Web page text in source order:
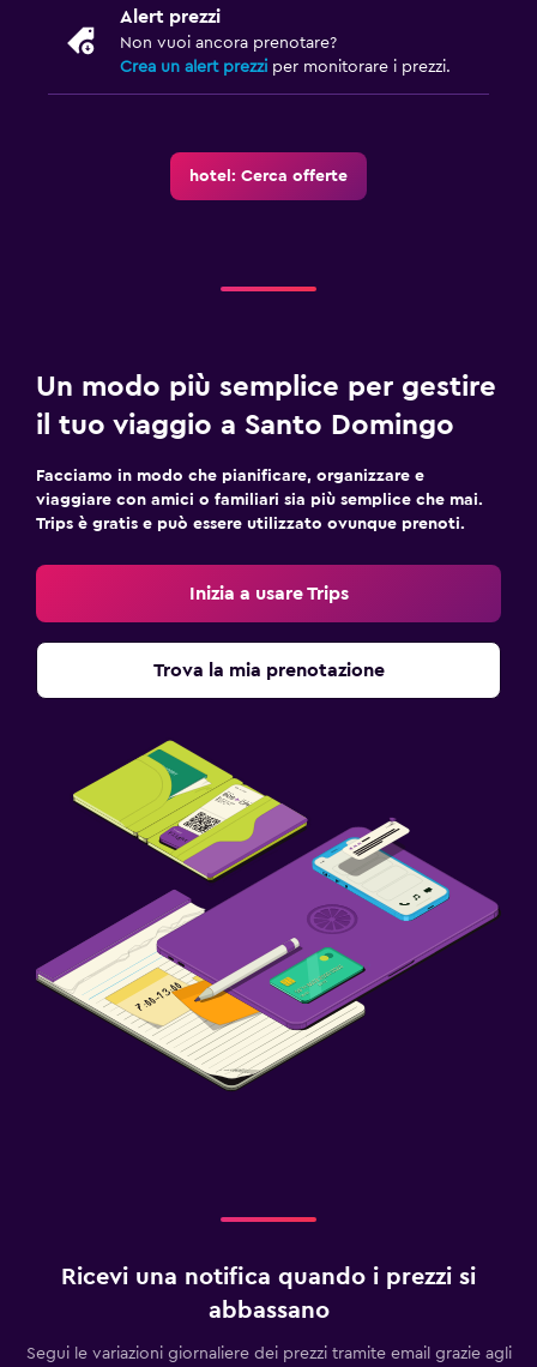
Alert prezzi
Non vuoi ancora prenotare?
Crea un alert prezzi per monitorare i prezzi.
hotel: Cerca offerte
Un modo più semplice per gestire
il tuo viaggio a Santo Domingo
Facciamo in modo che pianificare, organizzare e
viaggiare con amici o familiari sia più semplice che mai.
Trips è gratis e può essere utilizzato ovunque prenoti.
Inizia a usare Trips
Trova la mia prenotazione
Ricevi una notifica quando i prezzi si
abbassano
Segui le variazioni giornaliere dei prezzi tramite email grazie agli